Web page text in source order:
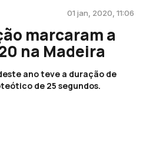
01 jan, 2020, 11:06
marcaram a
na Madeira
ano teve a duração de
de 25 segundos.